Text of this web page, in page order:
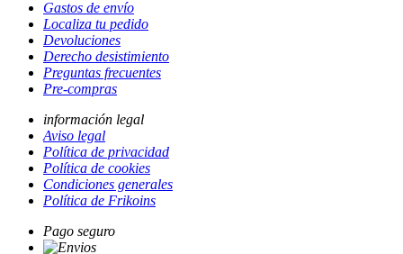
Gastos de envío
Localiza tu pedido
Devoluciones
Derecho desistimiento
Preguntas frecuentes
Pre-compras
información legal
Aviso legal
Política de privacidad
Política de cookies
Condiciones generales
Política de Frikoins
Pago seguro